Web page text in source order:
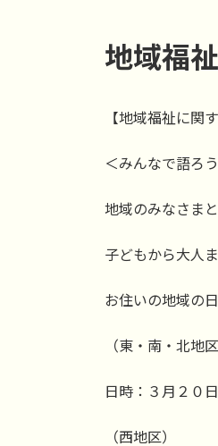
地域福
【地域福祉に関
＜みんなで語ろ
地域のみなさま
子どもから大人
お住いの地域の
（東・南・北地区
日時：３月２０
（西地区）